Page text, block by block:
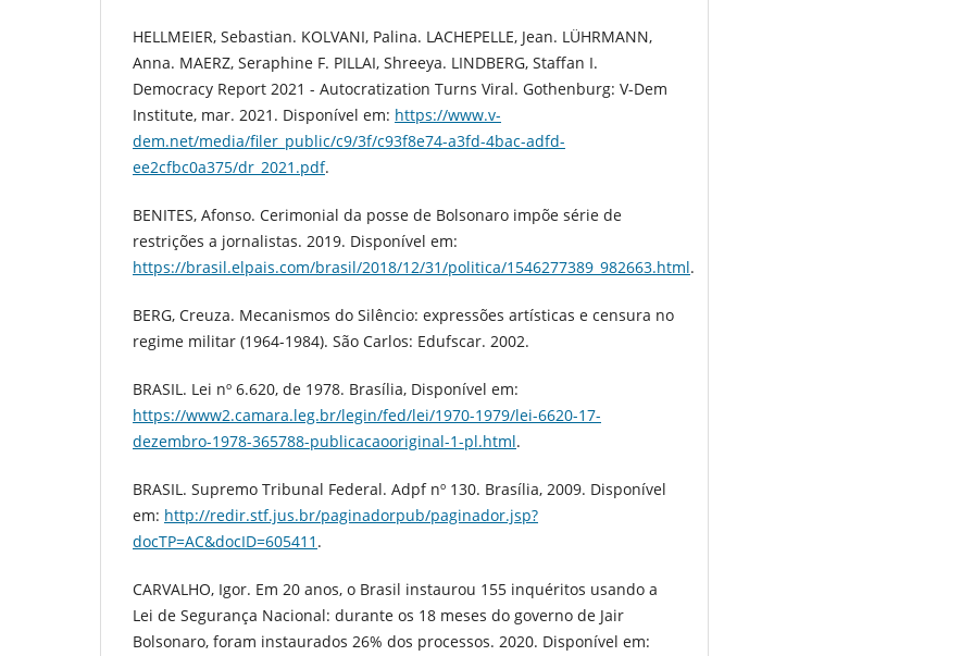
HELLMEIER, Sebastian. KOLVANI, Palina. LACHEPELLE, Jean. LÜHRMANN,
Anna. MAERZ, Seraphine F. PILLAI, Shreeya. LINDBERG, Staffan I.
Democracy Report 2021 - Autocratization Turns Viral. Gothenburg: V-Dem
Institute, mar. 2021. Disponível em: https://www.v-
dem.net/media/filer_public/c9/3f/c93f8e74-a3fd-4bac-adfd-
ee2cfbc0a375/dr_2021.pdf.
BENITES, Afonso. Cerimonial da posse de Bolsonaro impõe série de
restrições a jornalistas. 2019. Disponível em:
https://brasil.elpais.com/brasil/2018/12/31/politica/1546277389_982663.html.
BERG, Creuza. Mecanismos do Silêncio: expressões artísticas e censura no
regime militar (1964-1984). São Carlos: Edufscar. 2002.
BRASIL. Lei nº 6.620, de 1978. Brasília, Disponível em:
https://www2.camara.leg.br/legin/fed/lei/1970-1979/lei-6620-17-
dezembro-1978-365788-publicacaooriginal-1-pl.html.
BRASIL. Supremo Tribunal Federal. Adpf nº 130. Brasília, 2009. Disponível
em: http://redir.stf.jus.br/paginadorpub/paginador.jsp?
docTP=AC&docID=605411 .
CARVALHO, Igor. Em 20 anos, o Brasil instaurou 155 inquéritos usando a
Lei de Segurança Nacional: durante os 18 meses do governo de Jair
Bolsonaro, foram instaurados 26% dos processos. 2020. Disponível em: